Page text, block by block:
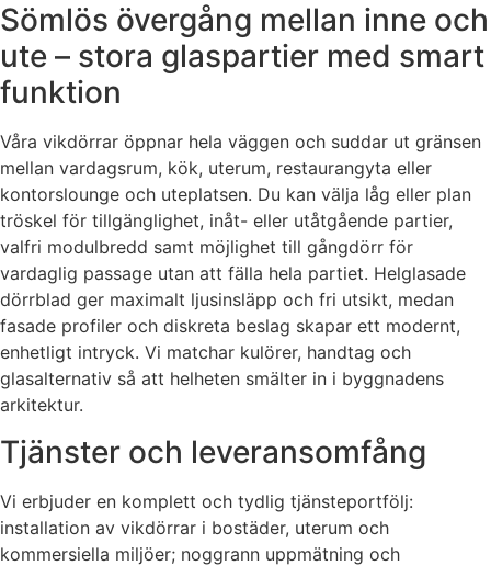
Sömlös övergång mellan inne och
ute – stora glaspartier med smart
funktion
Våra vikdörrar öppnar hela väggen och suddar ut gränsen
mellan vardagsrum, kök, uterum, restaurangyta eller
kontorslounge och uteplatsen. Du kan välja låg eller plan
tröskel för tillgänglighet, inåt- eller utåtgående partier,
valfri modulbredd samt möjlighet till gångdörr för
vardaglig passage utan att fälla hela partiet. Helglasade
dörrblad ger maximalt ljusinsläpp och fri utsikt, medan
fasade profiler och diskreta beslag skapar ett modernt,
enhetligt intryck. Vi matchar kulörer, handtag och
glasalternativ så att helheten smälter in i byggnadens
arkitektur.
Tjänster och leveransomfång
Vi erbjuder en komplett och tydlig tjänsteportfölj:
installation av vikdörrar i bostäder, uterum och
kommersiella miljöer; noggrann uppmätning och